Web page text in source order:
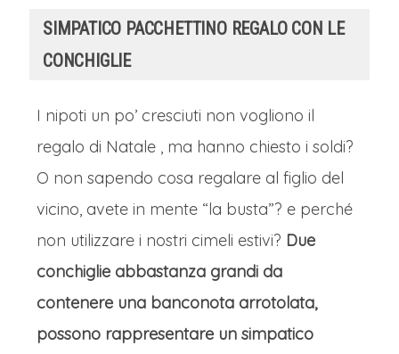
SIMPATICO PACCHETTINO REGALO CON LE
CONCHIGLIE
I nipoti un po’ cresciuti non vogliono il
regalo di Natale , ma hanno chiesto i soldi?
O non sapendo cosa regalare al figlio del
vicino, avete in mente “la busta”? e perché
non utilizzare i nostri cimeli estivi? Due
conchiglie abbastanza grandi da
contenere una banconota arrotolata,
possono rappresentare un simpatico